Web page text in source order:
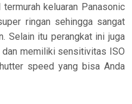
keluaran Panasonic
ringan sehingga sangat
Selain itu perangkat ini juga
memiliki sensitivitas ISO
speed yang bisa Anda